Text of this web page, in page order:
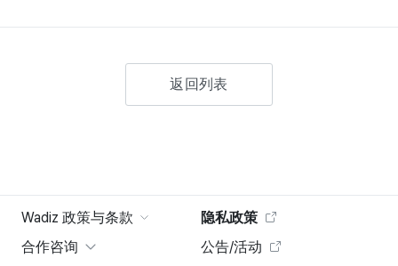
返回列表
Wadiz 政策与条款
隐私政策
合作咨询
公告/活动